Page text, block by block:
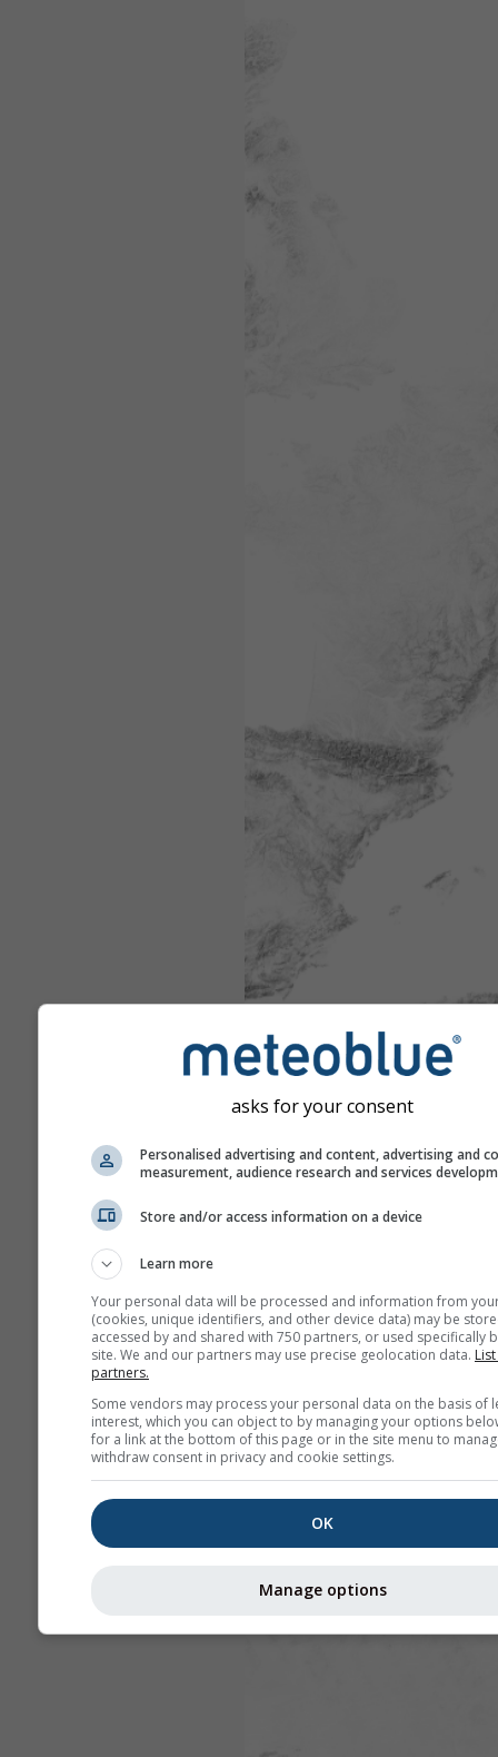
asks for your consent
Personalised advertising and content, advertising and
measurement, audience research and services
Store and/or access information on a device
Learn more
Your personal data will be processed and information from
(cookies, unique identifiers, and other device data) may be
accessed by and shared with 750 partners, or used specifically
site. We and our partners may use precise geolocation data.
partners.
Some vendors may process your personal data on the basis of
interest, which you can object to by managing your options
for a link at the bottom of this page or in the site menu to
withdraw consent in privacy and cookie settings.
OK
Manage options